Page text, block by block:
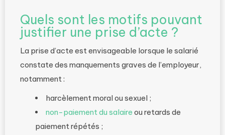
Quels sont les motifs pouvant
justifier une prise d’acte ?
La prise d’acte est envisageable lorsque le salarié
constate des manquements graves de l’employeur,
notamment :
harcèlement moral ou sexuel ;
non-paiement du salaire ou retards de
paiement répétés ;